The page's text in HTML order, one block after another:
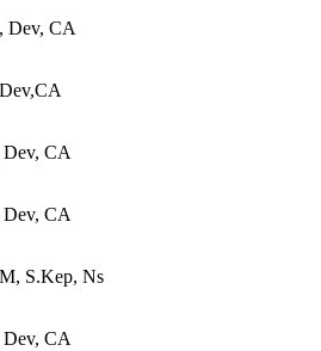
Dev, CA
CA
CA
S.Kep, Ns
CA